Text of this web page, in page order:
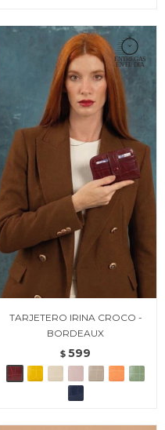
TARJETERO IRINA CROCO -
BORDEAUX
$ 599